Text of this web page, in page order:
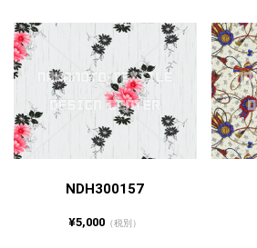
NDH300157
¥5,000 （税別）